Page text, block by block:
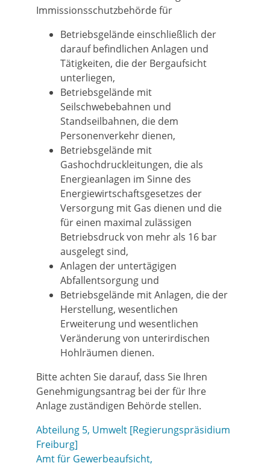
Immissionsschutzbehörde für
Betriebsgelände einschließlich der
darauf befindlichen Anlagen und
Tätigkeiten, die der Bergaufsicht
unterliegen,
Betriebsgelände mit
Seilschwebebahnen und
Standseilbahnen, die dem
Personenverkehr dienen,
Betriebsgelände mit
Gashochdruckleitungen, die als
Energieanlagen im Sinne des
Energiewirtschaftsgesetzes der
Versorgung mit Gas dienen und die
für einen maximal zulässigen
Betriebsdruck von mehr als 16 bar
ausgelegt sind,
Anlagen der untertägigen
Abfallentsorgung und
Betriebsgelände mit Anlagen, die der
Herstellung, wesentlichen
Erweiterung und wesentlichen
Veränderung von unterirdischen
Hohlräumen dienen.
Bitte achten Sie darauf, dass Sie Ihren
Genehmigungsantrag bei der für Ihre
Anlage zuständigen Behörde stellen.
Abteilung 5, Umwelt [Regierungspräsidium
Freiburg]
Amt für Gewerbeaufsicht,